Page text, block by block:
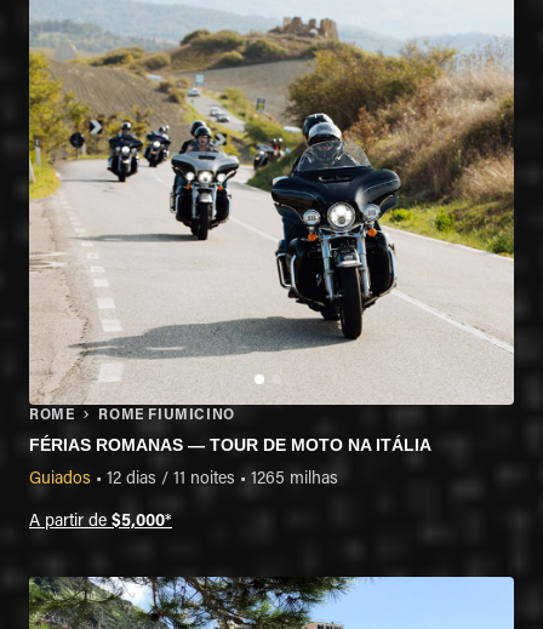
ROME ROME FIUMICINO
FÉRIAS ROMANAS — TOUR DE MOTO NA ITÁLIA
Guiados • 12 dias / 11 noites • 1265 milhas
A partir de $5,000*